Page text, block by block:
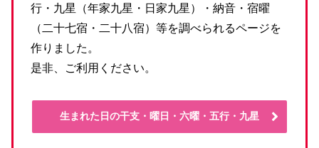
行・九星（年家九星・日家九星）・納音・宿曜
（二十七宿・二十八宿）等を調べられるページを
作りました。
是非、ご利用ください。
生まれた日の干支・曜日・六曜・五行・九星